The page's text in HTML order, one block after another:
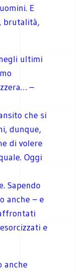
E
brutalità,
ultimi
–
che si
dunque,
di volere
Oggi
Sapendo
anche – e
e
anche